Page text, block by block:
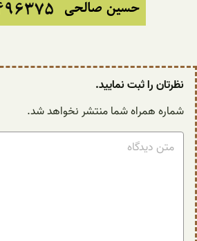
نظرتان را ثبت نمایید.
شماره همراه شما منتشر نخواهد شد.